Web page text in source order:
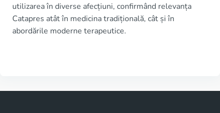
utilizarea în diverse afecțiuni, confirmând relevanța
Catapres atât în medicina tradițională, cât și în
abordările moderne terapeutice.